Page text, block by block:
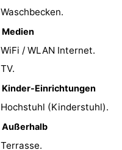
Waschbecken.
Medien
WiFi / WLAN Internet.
TV.
Kinder-Einrichtungen
Hochstuhl (Kinderstuhl).
Außerhalb
Terrasse.